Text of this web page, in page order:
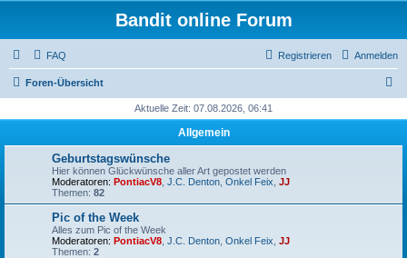
Bandit online Forum
FAQ Anmelden
Registrieren
Foren-Übersicht
h
Aktuelle Zeit: 07.08.2026, 06:41
Allgemein
Geburtstagswünsche
Hier können Glückwünsche aller Art gepostet werden
Moderatoren: PontiacV8 J.C. Denton Onkel Feix JJ
Themen: 82
Pic of the Week
Alles zum Pic of the Week
Moderatoren: PontiacV8 J.C. Denton Onkel Feix JJ
Themen: 2